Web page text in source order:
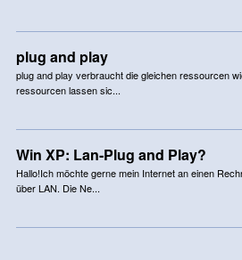
plug and play
plug and play verbraucht die gleichen ressourcen
ressourcen lassen sic...
Win XP: Lan-Plug and Play?
Hallo!Ich möchte gerne mein Internet an einen
über LAN. Die Ne...